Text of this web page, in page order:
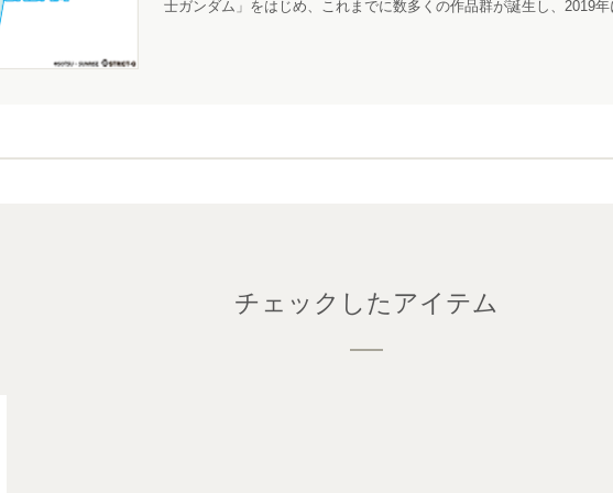
士ガンダム」をはじめ、これまでに数多くの作品群が誕生し、2019年
チェックしたアイテム